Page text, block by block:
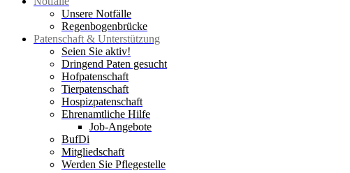
Unsere Notfälle
Regenbogenbrücke
Patenschaft & Unterstützung
Seien Sie aktiv!
Dringend Paten gesucht
Hofpatenschaft
Tierpatenschaft
Hospizpatenschaft
Ehrenamtliche Hilfe
Job-Angebote
BufDi
Mitgliedschaft
Werden Sie Pflegestelle